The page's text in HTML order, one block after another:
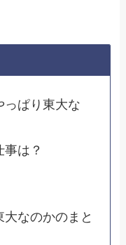
っぱり東大な
は？
なのかのまと